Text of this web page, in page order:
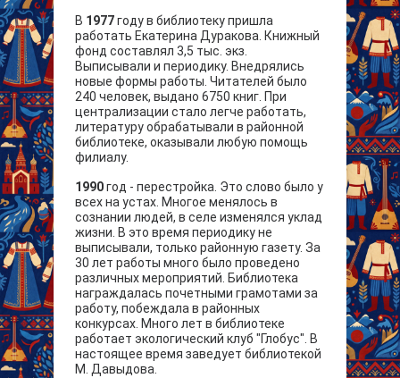
В 1977году в библиотеку пришла
работать Екатерина Дуракова. Книжный
фонд составлял 3,5 тыс. экз.
Выписывали и периодику. Внедрялись
новые формы работы. Читателей было
240 человек, выдано 6750 книг. При
централизации стало легче работать,
литературу обрабатывали в районной
библиотеке, оказывали любую помощь
филиалу.
1990год - перестройка. Это слово было у
всех на устах. Многое менялось в
сознании людей, в селе изменялся уклад
жизни. В это время периодику не
выписывали, только районную газету. За
30 лет работы много было проведено
различных мероприятий. Библиотека
награждалась почетными грамотами за
работу, побеждала в районных
конкурсах. Много лет в библиотеке
работает экологический клуб "Глобус". В
настоящее время заведует библиотекой
М. Давыдова.